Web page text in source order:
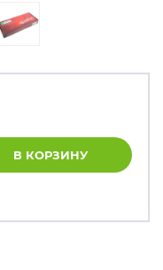
В КОРЗИНУ